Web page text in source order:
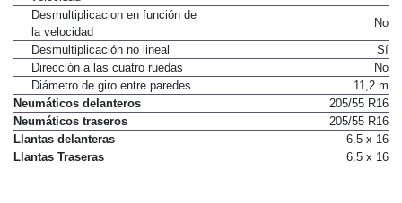
Desmultiplicacion en función de
la velocidad
No
Desmultiplicación no lineal
Sí
Dirección a las cuatro ruedas
No
Diámetro de giro entre paredes
11,2 m
Neumáticos delanteros
205/55 R16
Neumáticos traseros
205/55 R16
Llantas delanteras
6.5 x 16
Llantas Traseras
6.5 x 16